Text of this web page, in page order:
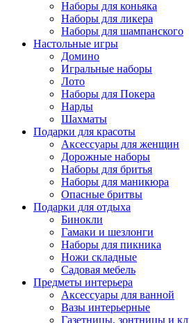
Наборы для коньяка
Наборы для ликера
Наборы для шампанского
Настольные игры
Домино
Игральные наборы
Лото
Наборы для Покера
Нарды
Шахматы
Подарки для красоты
Аксессуары для женщин
Дорожные наборы
Наборы для бритья
Наборы для маникюра
Опасные бритвы
Подарки для отдыха
Бинокли
Гамаки и шезлонги
Наборы для пикника
Ножи складные
Садовая мебель
Предметы интерьера
Аксессуары для ванной
Вазы интерьерные
Газетницы, зонтницы и